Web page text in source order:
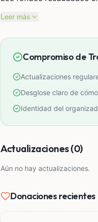
* costos de diseño y
* escalamiento del proyecto identificacion para cualquier tipo de
beneficio para nuestras
Gracias por apoyar,
Leer más
Compromiso de
Actualizaciones
Desglose claro de
Identidad del
Actualizaciones (0)
Aún no hay actualizaciones.
Donaciones recientes